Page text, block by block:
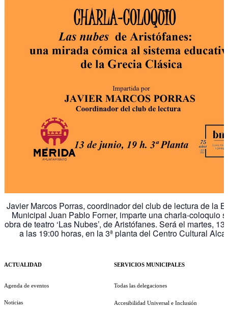
Javier Marcos Porras, coordinador del club de lectura de la
Municipal Juan Pablo Forner, imparte una charla-coloquio
obra de teatro ‘Las Nubes’, de Aristófanes. Será el martes,
a las 19:00 horas, en la 3ª planta del Centro Cultural
ACTUALIDAD
Agenda de eventos
Noticias
SERVICIOS MUNICIPALES
Todas las delegaciones
Accesibilidad Universal e Inclusión